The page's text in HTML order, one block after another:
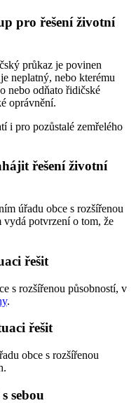
pro řešení životní
průkaz je povinen
neplatný, nebo kterému
nebo odňato řidičské
oprávnění.
i pro pozůstalé zemřelého
řešení životní
úřadu obce s rozšířenou
vydá potvrzení o tom, že
řešit
s rozšířenou působností, v
.
řešit
obce s rozšířenou
sebou